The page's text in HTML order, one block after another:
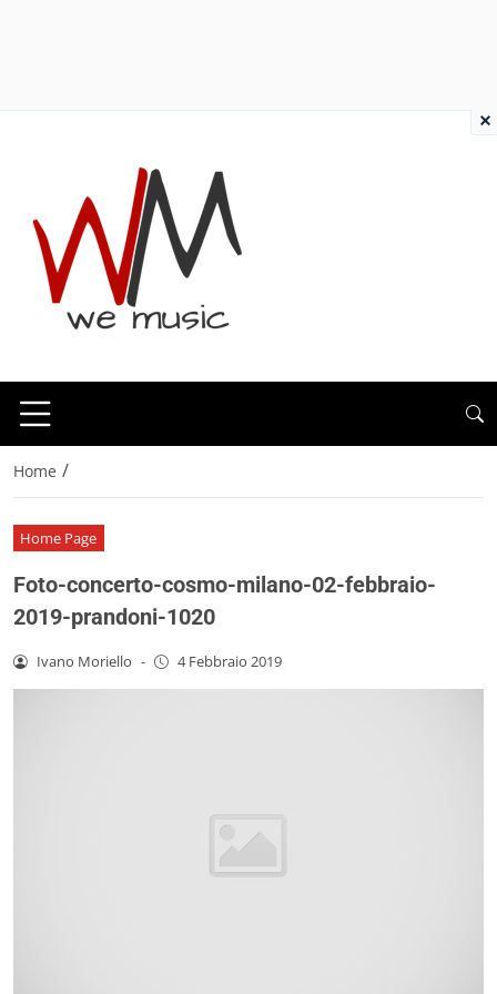
Home /
Home Page
Foto-concerto-cosmo-milano-02-febbraio-
2019-prandoni-1020
Ivano Moriello - 4 Febbraio 2019
×